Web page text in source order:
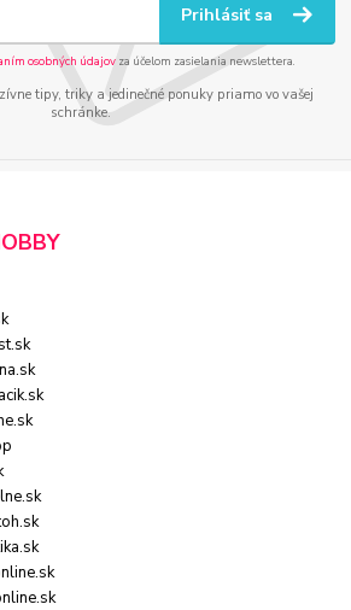
Prihlásiť sa
osobných údajov za účelom zasielania newslettera.
tipy, triky a jedinečné ponuky priamo vo vašej
schránke.